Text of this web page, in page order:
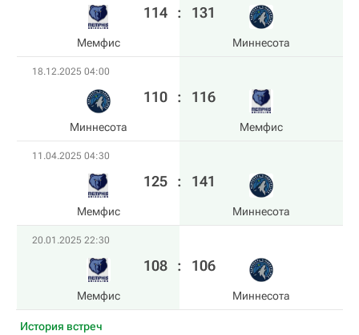
Мемфис
114 : 131
Миннесота
18.12.2025 04:00
Миннесота
110 : 116
Мемфис
11.04.2025 04:30
Мемфис
125 : 141
Миннесота
20.01.2025 22:30
Мемфис
108 : 106
Миннесота
История встреч